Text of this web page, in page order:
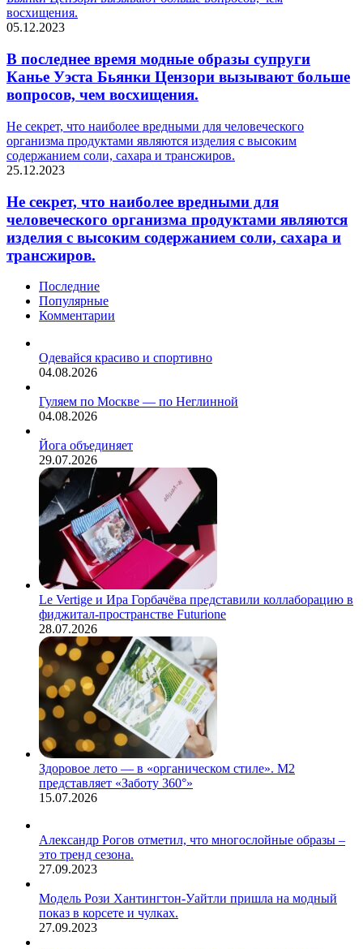
восхищения.
05.12.2023
В последнее время модные образы супруги
Канье Уэста Бьянки Цензори вызывают больше
вопросов, чем восхищения.
Не секрет, что наиболее вредными для человеческого
организма продуктами являются изделия с высоким
содержанием соли, сахара и трансжиров.
25.12.2023
Не секрет, что наиболее вредными для
человеческого организма продуктами являются
изделия с высоким содержанием соли, сахара и
трансжиров.
Последние
Популярные
Комментарии
Одевайся красиво и спортивно
04.08.2026
Гуляем по Москве — по Неглинной
04.08.2026
Йога объединяет
29.07.2026
Le Vertige и Ира Горбачёва представили коллаборацию в
фиджитал-пространстве Futurione
28.07.2026
Здоровое лето — в «органическом стиле». М2
представляет «Заботу 360°»
15.07.2026
Александр Рогов отметил, что многослойные образы –
это тренд сезона.
27.09.2023
Модель Рози Хантингтон-Уайтли пришла на модный
показ в корсете и чулках.
27.09.2023